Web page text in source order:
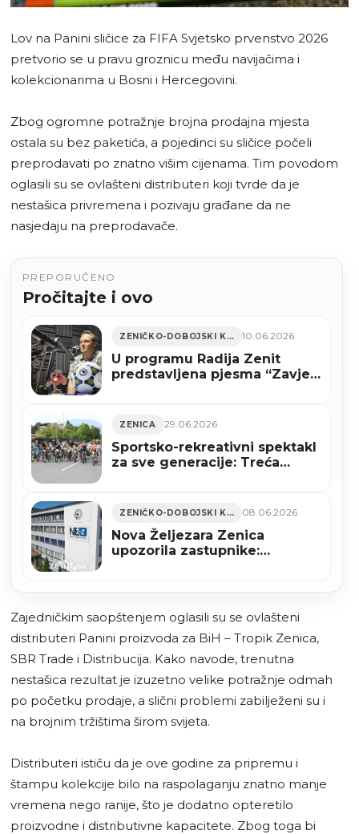
Lov na Panini sličice za FIFA Svjetsko prvenstvo 2026
pretvorio se u pravu groznicu među navijačima i
kolekcionarima u Bosni i Hercegovini.
Zbog ogromne potražnje brojna prodajna mjesta
ostala su bez paketića, a pojedinci su sličice počeli
preprodavati po znatno višim cijenama. Tim povodom
oglasili su se ovlašteni distributeri koji tvrde da je
nestašica privremena i pozivaju građane da ne
nasjedaju na preprodavače.
PREPORUČENO
Pročitajte i ovo
ZENIČKO-DOBOJSKI KANTON 10.06.2026
U programu Radija Zenit
predstavljena pjesma “Zavjet
ZENICA 29.06.2026
Sportsko-rekreativni spektakl
za sve generacije: Treća
ZENIČKO-DOBOJSKI KANTON 08.06.2026
Nova Željezara Zenica
upozorila zastupnike:
Zajedničkim saopštenjem oglasili su se ovlašteni
distributeri Panini proizvoda za BiH – Tropik Zenica,
SBR Trade i Distribucija. Kako navode, trenutna
nestašica rezultat je izuzetno velike potražnje odmah
po početku prodaje, a slični problemi zabilježeni su i
na brojnim tržištima širom svijeta.
Distributeri ističu da je ove godine za pripremu i
štampu kolekcije bilo na raspolaganju znatno manje
vremena nego ranije, što je dodatno opteretilo
proizvodne i distributivne kapacitete. Zbog toga bi